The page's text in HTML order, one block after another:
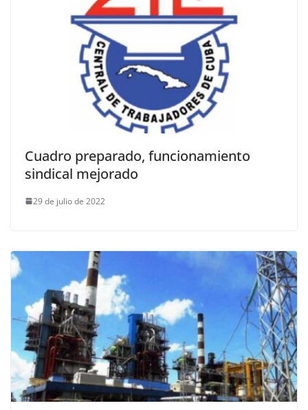
Cuadro preparado, funcionamiento
sindical mejorado
29 de julio de 2022